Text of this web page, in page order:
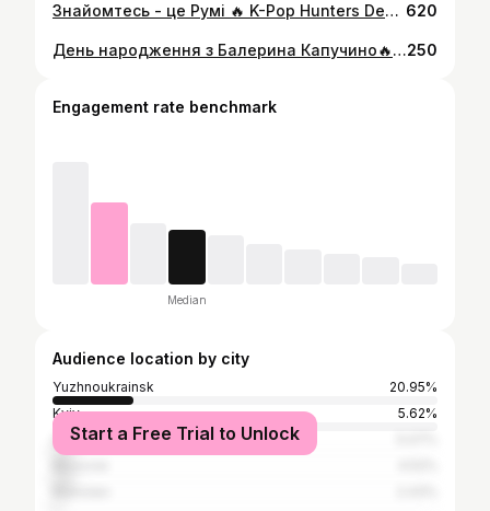
Знайомтесь - це Румі 🔥 K-Pop Hunters Demon - нова програма для дітей Хочете, щоб очі вашої дитини та її друзів сяяли від щастя? Ми створили новий формат свята, який поєднує атмосферу К-Рор, TikTok-тренди та пригоди мисливців на демонів.🔥 620
День народження з Балерина Капучино🔥 Ніжність, танці й казкова атмосфера — свято, як солодка пінка ☕ #південноукраїнськ250
Engagement rate benchmark
Median
Audience location by city
Yuzhnoukrainsk
20.95%
Kyiv
5.62%
Odesa
Start a Free Trial to Unlock